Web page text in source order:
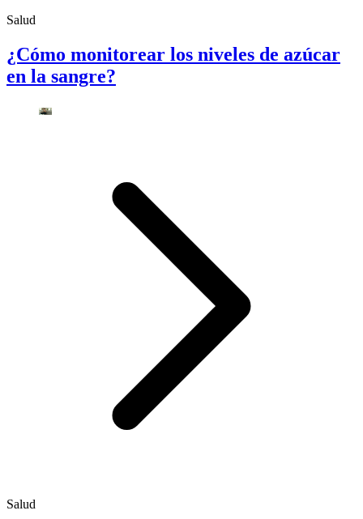
Salud
¿Cómo monitorear los niveles de azúcar
en la sangre?
Salud